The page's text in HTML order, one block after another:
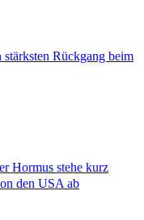
Rückgang beim
Hormus stehe kurz
den USA ab